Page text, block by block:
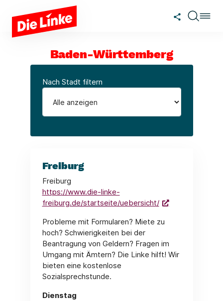
Zum Hauptinhalt springen
Baden-Württemberg
Nach Stadt filtern
Freiburg
Freiburg
https://www.die-linke-
freiburg.de/startseite/uebersicht/
Probleme mit Formularen? Miete zu
hoch? Schwierigkeiten bei der
Beantragung von Geldern? Fragen im
Umgang mit Ämtern? Die Linke hilft! Wir
bieten eine kostenlose
Sozialsprechstunde.
Dienstag